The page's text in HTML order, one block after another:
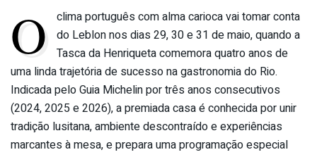
O
clima português com alma carioca vai tomar conta
do Leblon nos dias 29, 30 e 31 de maio, quando a
Tasca da Henriqueta comemora quatro anos de
uma linda trajetória de sucesso na gastronomia do Rio.
Indicada pelo Guia Michelin por três anos consecutivos
(2024, 2025 e 2026), a premiada casa é conhecida por unir
tradição lusitana, ambiente descontraído e experiências
marcantes à mesa, e prepara uma programação especial